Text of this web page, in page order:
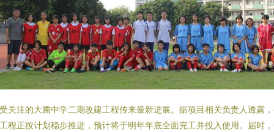
关注的大圃中学二期改建工程传来最新进展。据项目相关负责人透露
程正按计划稳步推进，预计将于明年年底全面完工并投入使用。届时